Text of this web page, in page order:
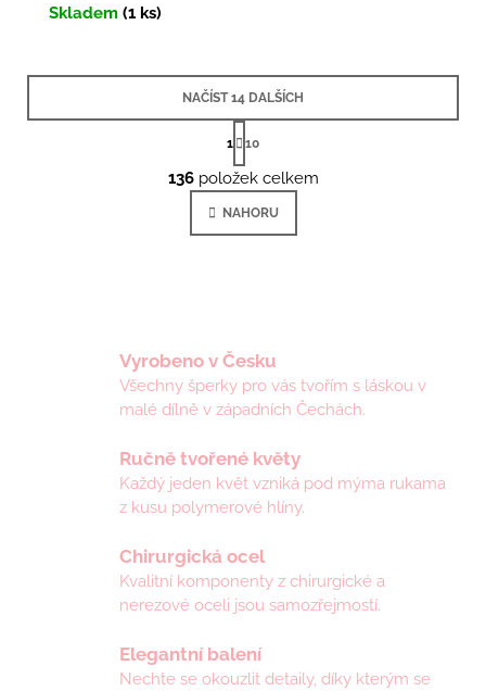
Skladem (1 ks)
O
v
l
á
v
k
y
ý
p
i
s
NAČÍST 14 DALŠÍCH
S
t
r
á
n
k
v
1 10
136položek celkem
NAHORU
Vyrobeno v Česku
Všechny šperky pro vás tvořím s láskou v
malé dílně v západních Čechách.
Ručně tvořené květy
Každý jeden květ vzniká pod mýma rukama
z kusu polymerové hlíny.
Chirurgická ocel
Kvalitní komponenty z chirurgické a
nerezové oceli jsou samozřejmostí.
Elegantní balení
Nechte se okouzlit detaily, díky kterým se